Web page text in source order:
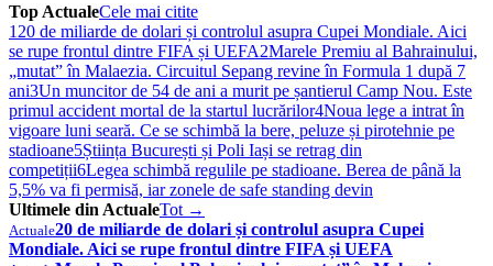
Top ActualeCele mai citite
1 20 de miliarde de dolari și controlul asupra Cupei Mondiale. Aici
se rupe frontul dintre FIFA și UEFA2Marele Premiu al Bahrainului,
„mutat” în Malaezia. Circuitul Sepang revine în Formula 1 după 7
ani3Un muncitor de 54 de ani a murit pe șantierul Camp Nou. Este
primul accident mortal de la startul lucrărilor4Noua lege a intrat în
vigoare luni seară. Ce se schimbă la bere, peluze și pirotehnie pe
stadioane5Știința București și Poli Iași se retrag din
competiții6Legea schimbă regulile pe stadioane. Berea de până la
5,5% va fi permisă, iar zonele de safe standing devin
Ultimele din ActualeTot →
Actuale20 de miliarde de dolari și controlul asupra Cupei
Mondiale. Aici se rupe frontul dintre FIFA și UEFA